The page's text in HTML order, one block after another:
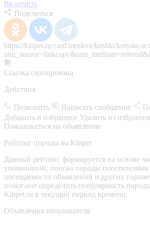
Включить
Поделиться
https://kinpet.ru/card/moskva/koshki/kotyata-
Ссылка скопирована
Действия
Позвонить Написать сообщение
Добавить в избранное Удалить из
Пожаловаться на объявление
Рейтинг породы на Kinpet
Данный рейтинг формируется на основе
упоминаний, поиска породы посетителями
посещаемости объявлений и других
помогают определить популярность
Kinpet.ru в текущий период времени.
Объявления пользователя